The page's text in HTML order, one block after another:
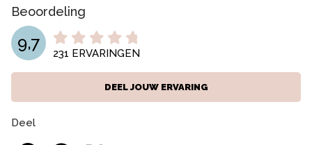
Beoordeling
9,7
231 ERVARINGEN
DEEL JOUW ERVARING
Deel